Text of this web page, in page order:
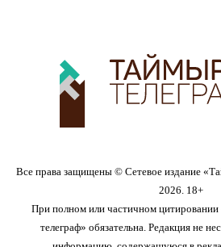
Все права защищены © Сетевое издание
2026. 18+
При полном или частичном
телеграф» обязательна. Редакция не